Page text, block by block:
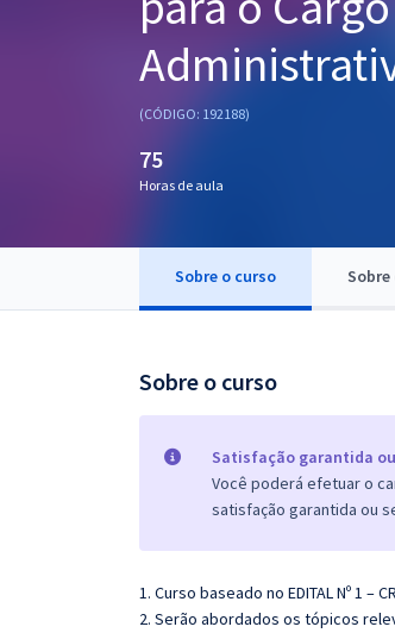
Questões grátis
(CÓDIGO: 192188)
75
Horas de aula
Sobre o curso
Sobre o curso
Satisfação garantida
Você poderá efetuar o
satisfação garantida ou
1. Curso baseado no EDITAL Nº 1 –
2. Serão abordados os tópicos